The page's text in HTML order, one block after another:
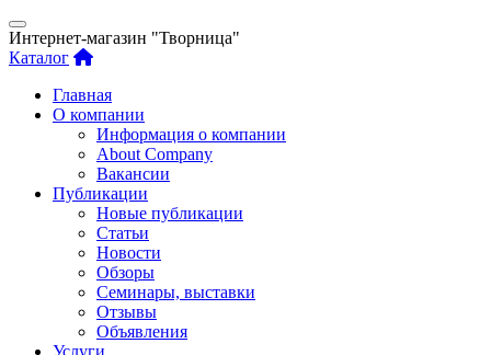
Интернет-магазин "Творница"
Каталог
Главная
О компании
Информация о компании
About Company
Вакансии
Публикации
Новые публикации
Статьи
Новости
Обзоры
Семинары, выставки
Отзывы
Объявления
Услуги